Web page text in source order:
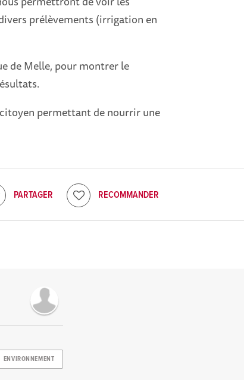
prélèvements (irrigation en
de Melle, pour montrer le
permettant de nourrir une
PARTAGER RECOMMANDER
ENVIRONNEMENT